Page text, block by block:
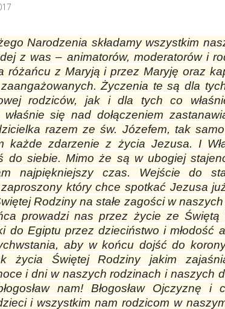
Narodzenia składamy wszystkim
z was – animatorów, moderatorów i
różańcu z Maryją i przez Maryję oraz
Życzenia te są dla
rodziców, jak i dla tych co
się nad dołączeniem
razem ze św. Józefem, tak
każde zdarzenie z życia Jezusa. I
do siebie. Mimo że są w ubogiej
najpiękniejszy czas. Wejście do
który chce spotkać Jezusa
Rodziny na stałe zagości w
prowadzi nas przez życie ze Świętą
do Egiptu przez dzieciństwo i młodość
aby w końcu dojść do
życia Świętej Rodziny jakim
i dni w naszych rodzinach i naszych
nam! Błogosław Ojczyznę i
i wszystkim nam rodzicom w